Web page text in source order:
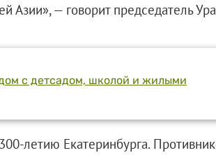
Азии», — говорит председатель
с детсадом, школой и жилыми
летию Екатеринбурга.